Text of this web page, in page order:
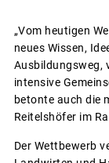
„Vom heutigen
neues Wissen,
Ausbildungsweg,
intensive
betonte auch die
Reitelshöfer im
Der Wettbewerb